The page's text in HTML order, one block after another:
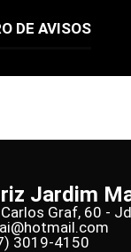
DE AVISOS
Jardim
Carlos Graf, 60 -
3019-4150